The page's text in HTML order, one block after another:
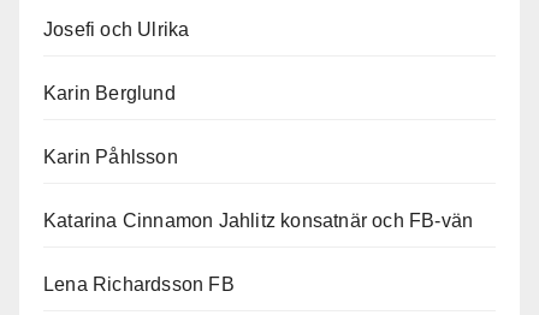
Josefi och Ulrika
Karin Berglund
Karin Påhlsson
Katarina Cinnamon Jahlitz konsatnär och FB-vän
Lena Richardsson FB